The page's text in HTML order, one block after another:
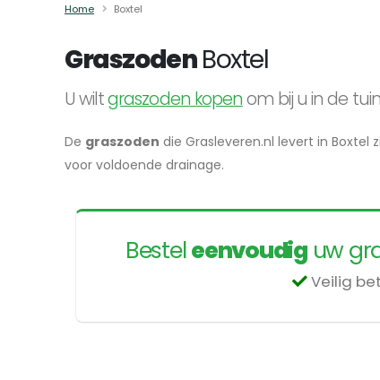
Home Boxtel
GraszodenBoxtel
U wiltgraszoden kopenom bij u in de
De graszoden die Grasleveren.nl levert in Boxtel
voor voldoende drainage.
Besteleenvoudiguw
Veilig